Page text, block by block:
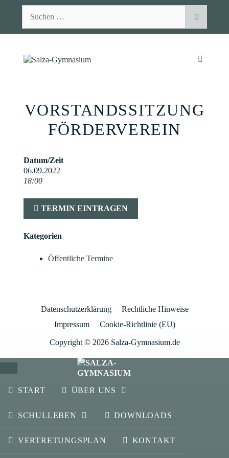
nach:
VORSTANDSSITZUNG
FÖRDERVEREIN
Datum/Zeit
06.09.2022
18:00
TERMIN EINTRAGEN
Kategorien
Öffentliche Termine
Datenschutzerklärung
Rechtliche Hinweise
Impressum
Cookie-Richtlinie (EU)
Copyright © 2026 Salza-Gymnasium.de
SCHLIESSEN
START
ÜBER UNS
SCHULLEBEN DOWNLOADS
VERTRETUNGSPLAN KONTAKT